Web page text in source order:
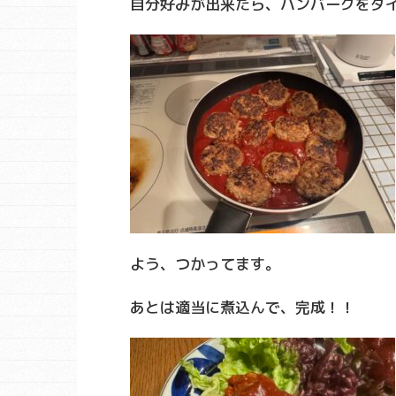
よう、つかってます。
あとは適当に煮込んで、完成！！